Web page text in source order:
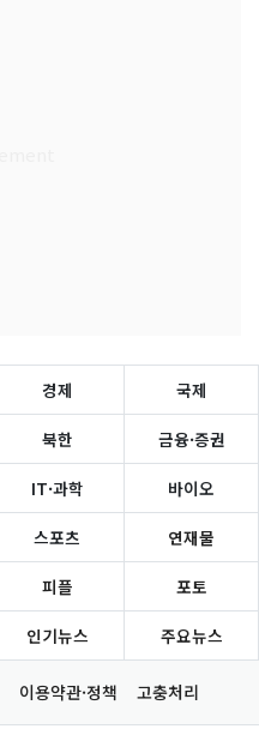
경제 국제
북한 금융·증권
IT·과학 바이오
스포츠 연재물
피플 포토
인기뉴스 주요뉴스
이용약관·정책 고충처리